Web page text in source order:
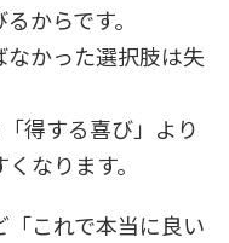
からです。
かった選択肢は失
得する喜び」より
なります。
これで本当に良い